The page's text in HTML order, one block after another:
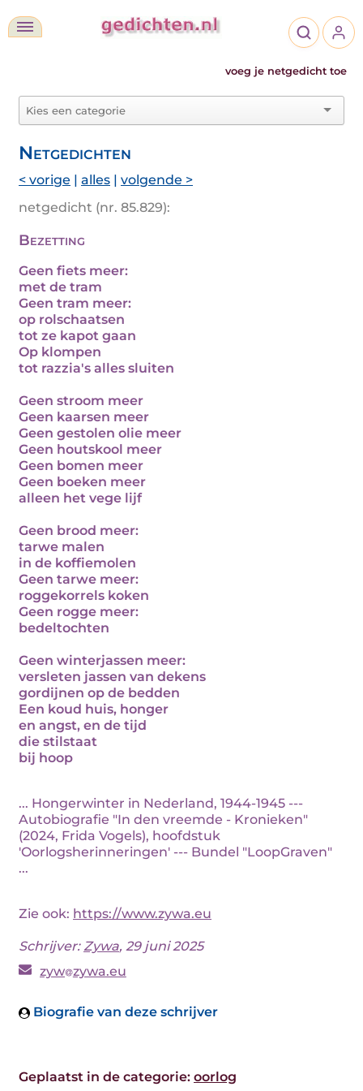
voeg je netgedicht toe
Netgedichten
< vorige | alles | volgende >
netgedicht (nr. 85.829):
Bezetting
Geen fiets meer:
met de tram
Geen tram meer:
op rolschaatsen
tot ze kapot gaan
Op klompen
tot razzia's alles sluiten
Geen stroom meer
Geen kaarsen meer
Geen gestolen olie meer
Geen houtskool meer
Geen bomen meer
Geen boeken meer
alleen het vege lijf
Geen brood meer:
tarwe malen
in de koffiemolen
Geen tarwe meer:
roggekorrels koken
Geen rogge meer:
bedeltochten
Geen winterjassen meer:
versleten jassen van dekens
gordijnen op de bedden
Een koud huis, honger
en angst, en de tijd
die stilstaat
bij hoop
... Hongerwinter in Nederland, 1944-1945 ---
Autobiografie "In den vreemde - Kronieken"
(2024, Frida Vogels), hoofdstuk
'Oorlogsherinneringen' --- Bundel "LoopGraven"
...
Zie ook: https://www.zywa.eu
Schrijver:Zywa, 29 juni 2025
zyw zywa.eu
Biografie van deze schrijver
Geplaatst in de categorie: oorlog